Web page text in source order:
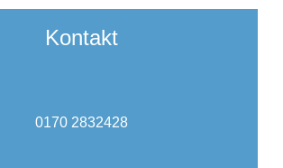
Kontakt
0170 2832428